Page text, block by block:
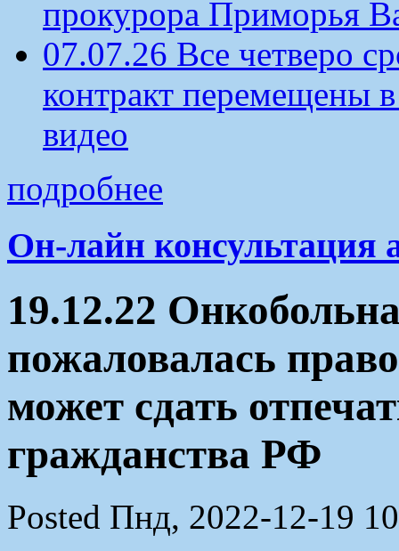
прокурора Приморья
07.07.26 Все четверо
контракт перемещены
видео
подробнее
Он-лайн консультация
19.12.22
пожаловалась
может сдать
гражданства РФ
Posted Пнд, 2022-12-19